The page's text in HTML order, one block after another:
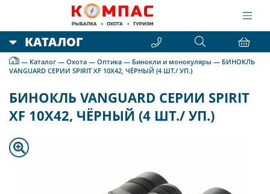
КАТАЛОГ
— Каталог — Охота — Оптика — Бинокли и монокуляры — БИНОКЛЬ
VANGUARD СЕРИИ SPIRIT XF 10Х42, ЧЁРНЫЙ (4 ШТ./ УП.)
БИНОКЛЬ VANGUARD СЕРИИ SPIRIT
XF 10Х42, ЧЁРНЫЙ (4 ШТ./ УП.)